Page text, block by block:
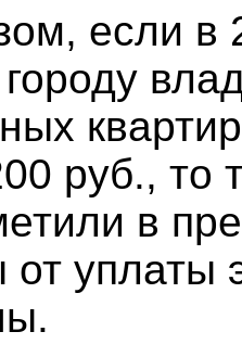
если в
руб., то
в
уплаты